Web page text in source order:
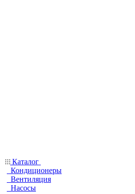
Каталог
Кондиционеры
Вентиляция
Насосы